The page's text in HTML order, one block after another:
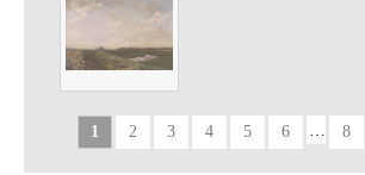
1 2 3 4 5 6 8